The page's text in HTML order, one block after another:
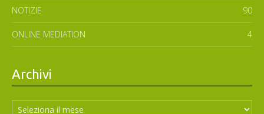
NOTIZIE 90
ONLINE MEDIATION 4
Archivi
Archivi